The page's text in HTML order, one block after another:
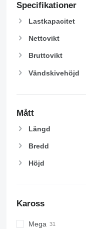
Specifikationer
Lastkapacitet
Nettovikt
Bruttovikt
Vändskivehöjd
Mått
Längd
Bredd
Höjd
Kaross
Mega